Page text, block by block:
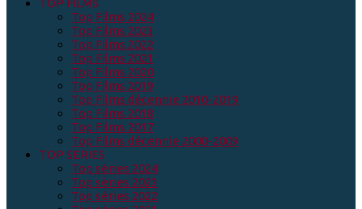
TOP FILMS
Top Films 2024
Top Films 2023
Top Films 2022
Top Films 2021
Top Films 2020
Top Films 2019
Top Films décennie 2010-2019
Top Films 2018
Top Films 2017
Top Films décennie 2000-2009
TOP SERIES
Top séries 2024
Top séries 2023
Top séries 2022